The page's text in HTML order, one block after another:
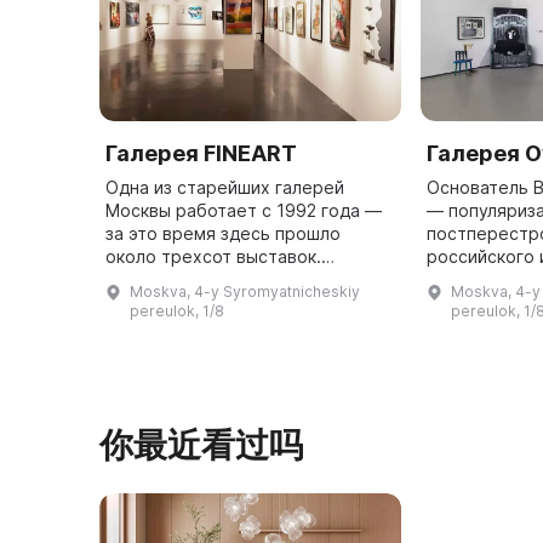
Галерея FINEART
Одна из старейших галерей
Москвы работает с 1992 года —
за это время здесь прошло
около трехсот выставок.
наследие художников старшего
поколения и открывает молодые
Moskva, 4-y Syromyatnicheskiy
pereulok, 1/8
Галерея
Основатель
—
Галерея на
Moskva, 4-
pereulok, 1/8
你最近看过吗